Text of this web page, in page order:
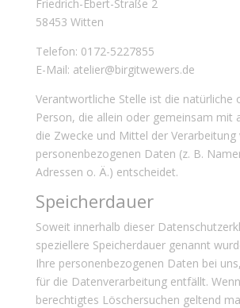
Friedrich-Ebert-Straße 2
58453 Witten
Telefon: 0172-5227855
E-Mail: atelier@birgitwewers.de
Verantwortliche Stelle ist die natürliche
Person, die allein oder gemeinsam mit
die Zwecke und Mittel der Verarbeitung
personenbezogenen Daten (z. B.
Adressen o. Ä.) entscheidet.
Speicherdauer
Soweit innerhalb dieser
speziellere Speicherdauer genannt
Ihre personenbezogenen Daten bei
für die Datenverarbeitung entfällt.
berechtigtes Löschersuchen geltend